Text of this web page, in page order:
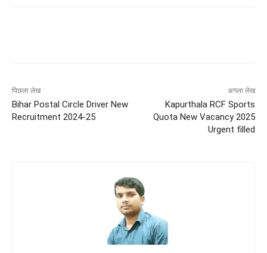
पिछला लेख
Bihar Postal Circle Driver New
Recruitment 2024-25
अगला लेख
Kapurthala RCF Sports
Quota New Vacancy 2025
Urgent filled